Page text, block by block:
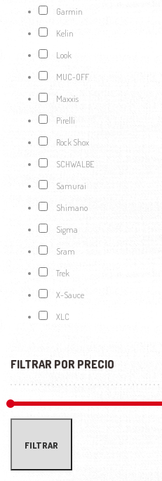
Garmin
Kelin
Look
MUC-OFF
Maxxis
Pirelli
Rock Shox
SCHWALBE
Samurai
Shimano
Sigma
Sram
Trek
X-Sauce
XLC
FILTRAR POR PRECIO
FILTRAR